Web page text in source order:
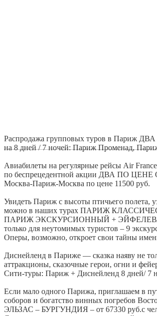
Распродажа групповых туров в Париж
на 8 дней / 7 ночей: Париж Променад,
Авиабилеты на регулярные рейсы Air
по беспрецедентной акции ДВА ПО ЦЕНЕ
Москва-Париж-Москва по цене 11500 руб.
Увидеть Париж с высоты птичьего полета,
можно в наших турах ПАРИЖ
ПАРИЖ ЭКСКУРСИОННЫЙ + ЭЙФЕЛЕВА
только для неутомимых туристов – 9
Оперы, возможно, откроет свои тайны
Диснейленд в Париже — сказка наяву не
аттракционы, сказочные герои, огни и
Сити-туры: Париж + Диснейленд 8 дней/ 7
Если мало одного Парижа, приглашаем в
соборов и богатство винных погребов
ЭЛЬЗАС – БУРГУНДИЯ – от 67330 руб.с